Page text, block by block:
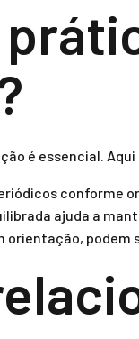
é essencial.
conforme
ajuda a
orientação, podem